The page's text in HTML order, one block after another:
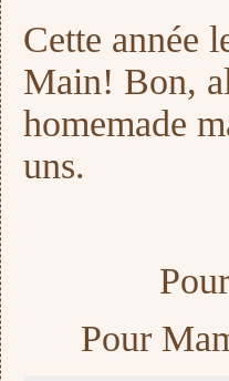
Cette année
Main! Bon,
homemade
uns.
Pour